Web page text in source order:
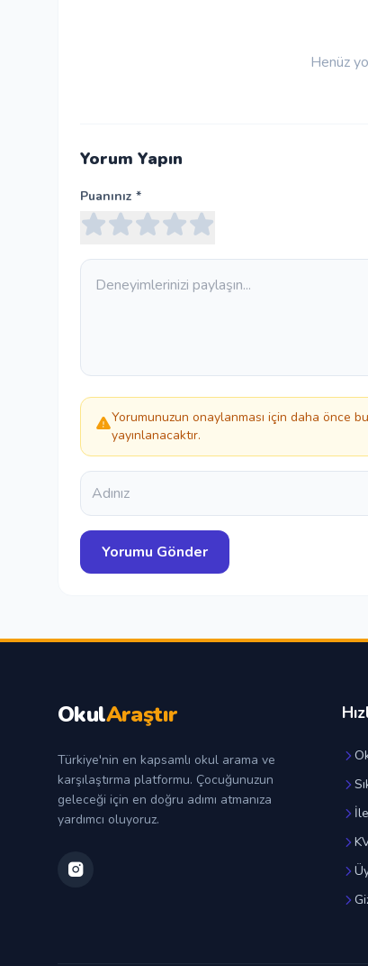
Henüz
Yorum Yapın
Puanınız *
Yorumunuzun onaylanması için daha önce
yayınlanacaktır.
OkulAraştır
Türkiye'nin en kapsamlı okul arama ve
karşılaştırma platformu. Çocuğunuzun
geleceği için en doğru adımı atmanıza
yardımcı oluyoruz.